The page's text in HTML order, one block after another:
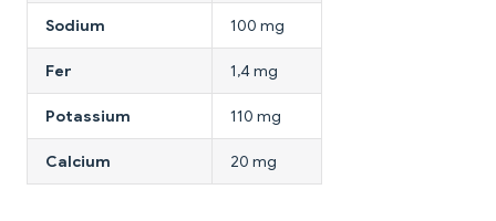
Sodium 100 mg
Fer 1,4 mg
Potassium 110 mg
Calcium 20 mg